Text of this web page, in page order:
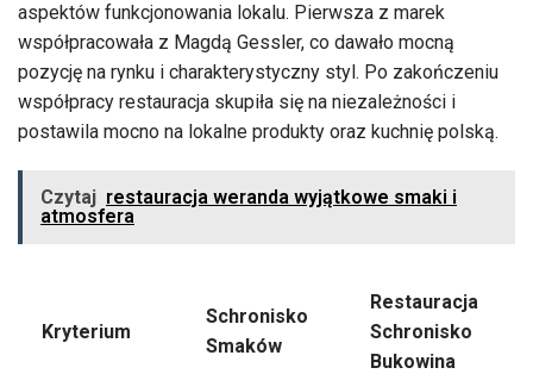
aspektów funkcjonowania lokalu. Pierwsza z marek
współpracowała z Magdą Gessler, co dawało mocną
pozycję na rynku i charakterystyczny styl. Po zakończeniu
współpracy restauracja skupiła się na niezależności i
postawila mocno na lokalne produkty oraz kuchnię polską.
Czytaj restauracja weranda wyjątkowe smaki i
atmosfera
Kryterium
Schronisko
Smaków
Restauracja
Schronisko
Bukowina